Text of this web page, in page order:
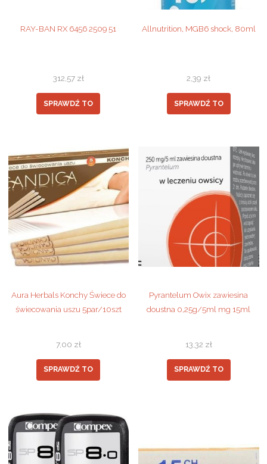
RAY-BAN RX 6456 2509 51
312,57 zł
SPRAWDŹ TO
Allnutrition, MGB6 shock, 80ml
2,39 zł
SPRAWDŹ TO
Aura Herbals Konchy Świece do
świecowania uszu 5par/10szt
7,00 zł
SPRAWDŹ TO
Pyrantelum Owix zawiesina
doustna 0,25g/5ml mg 15ml
13,32 zł
SPRAWDŹ TO